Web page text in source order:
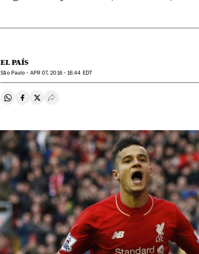
EL PAÍS
São Paulo - APR07, 2016 - 16:44 EDT
Compartir en Whatsapp
Compartir en Facebook
Compartir en Twitter
Desplegar Redes Sociales